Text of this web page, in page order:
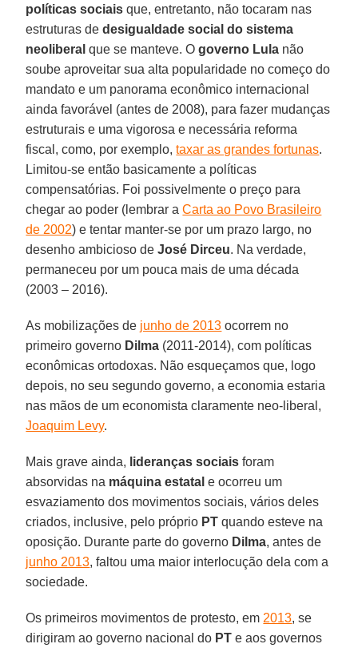
políticas sociais que, entretanto, não tocaram nas
estruturas dedesigualdade social do sistema
neoliberal que se manteve. Ogoverno Lula não
soube aproveitar sua alta popularidade no começo do
mandato e um panorama econômico internacional
ainda favorável (antes de 2008), para fazer mudanças
estruturais e uma vigorosa e necessária reforma
fiscal, como, por exemplo,taxar as grandes fortunas.
Limitou-se então basicamente a políticas
compensatórias. Foi possivelmente o preço para
chegar ao poder (lembrar aCarta ao Povo Brasileiro
de 2002) e tentar manter-se por um prazo largo, no
desenho ambicioso deJosé Dirceu. Na verdade,
permaneceu por um pouca mais de uma década
(2003 – 2016).
As mobilizações de junho de 2013 ocorrem no
primeiro governo Dilma (2011-2014), com políticas
econômicas ortodoxas. Não esqueçamos que, logo
depois, no seu segundo governo, a economia estaria
nas mãos de um economista claramente neo-liberal,
Joaquim Levy.
Mais grave ainda, lideranças sociais foram
absorvidas na máquina estatal e ocorreu um
esvaziamento dos movimentos sociais, vários deles
criados, inclusive, pelo próprio PT quando esteve na
oposição. Durante parte do governo Dilma, antes de
junho 2013, faltou uma maior interlocução dela com a
sociedade.
Os primeiros movimentos de protesto, em 2013, se
dirigiram ao governo nacional do PT e aos governos